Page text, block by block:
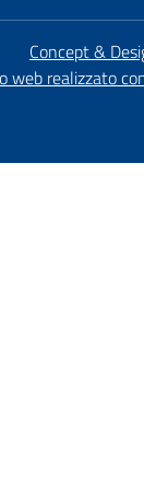
Concept &
web realizzato